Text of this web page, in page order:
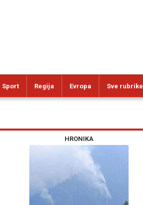
Sport Regija Evropa Sve rubrike
HRONIKA